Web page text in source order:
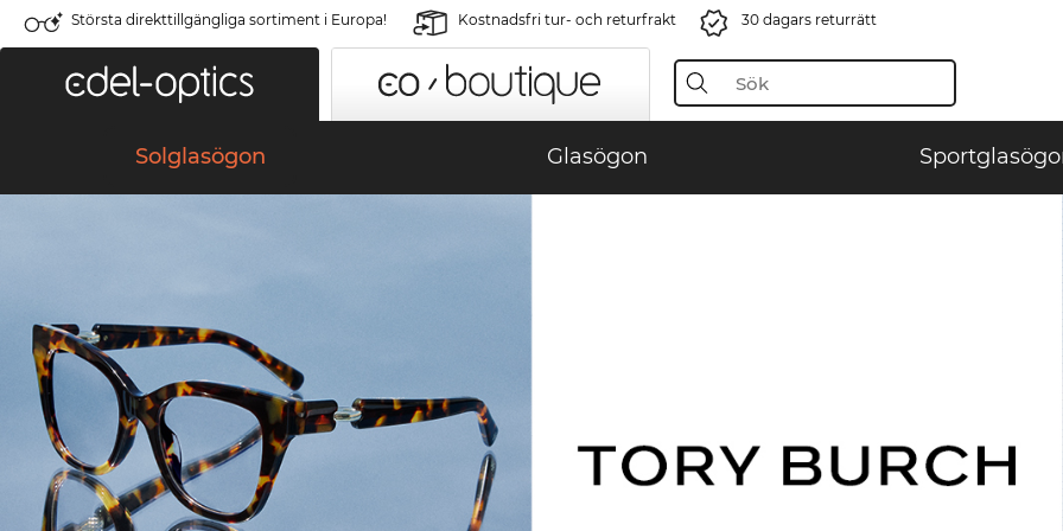
Största direkttillgängliga sortiment i Europa! Kostnadsfri tur- och returfrakt 30 dagars returrätt
Solglasögon Glasögon